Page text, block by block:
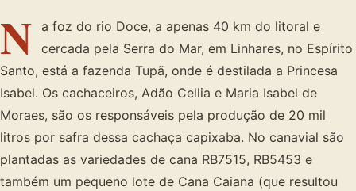
N a foz do rio Doce, a apenas 40 km do litoral e
cercada pela Serra do Mar, em Linhares, no Espírito
Santo, está a fazenda Tupã, onde é destilada a Princesa
Isabel. Os cachaceiros, Adão Cellia e Maria Isabel de
Moraes, são os responsáveis pela produção de 20 mil
litros por safra dessa cachaça capixaba. No canavial são
plantadas as variedades de cana RB7515, RB5453 e
também um pequeno lote de Cana Caiana (que resultou